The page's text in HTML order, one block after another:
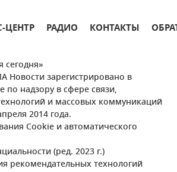
ЦЕНТР РАДИО КОНТАКТЫ
Новости зарегистрировано в
по надзору в сфере связи,
и массовых коммуникаций
2014 года.
Cookie и автоматического
(ред. 2023 г.)
рекомендательных технологий